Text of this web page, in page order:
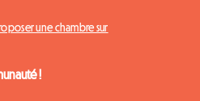
une chambre sur
!